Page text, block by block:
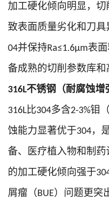
加工硬化倾向明显，
致表面质量劣化和刀
04并保持Ra≤1.6μm表
备成熟的切削参数库和
316L不锈钢（耐腐蚀增
316L 比304多含2-3%钼（
蚀能力显著优于304，
备、医疗植入物和制药
的加工硬化倾向强于
屑瘤（BUE）问题更突